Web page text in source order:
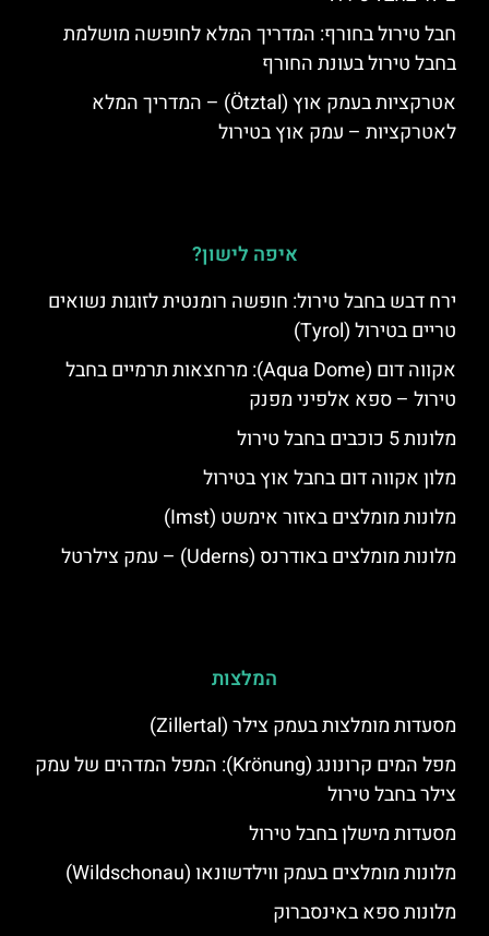
חבל טירול בחורף: המדריך המלא לחופשה מושלמת
בחבל טירול בעונת החורף
אטרקציות בעמק אוץ (Ötztal) – המדריך המלא
לאטרקציות – עמק אוץ בטירול
איפה לישון?
ירח דבש בחבל טירול: חופשה רומנטית לזוגות נשואים
טריים בטירול (Tyrol)
אקווה דום (Aqua Dome): מרחצאות תרמיים בחבל
טירול – ספא אלפיני מפנק
מלונות 5 כוכבים בחבל טירול
מלון אקווה דום בחבל אוץ בטירול
מלונות מומלצים באזור אימשט (Imst)
מלונות מומלצים באודרנס (Uderns) – עמק צילרטל
המלצות
מסעדות מומלצות בעמק צילר (Zillertal)
מפל המים קרונונג (Krönung): המפל המדהים של עמק
צילר בחבל טירול
מסעדות מישלן בחבל טירול
מלונות מומלצים בעמק ווילדשונאו (Wildschonau)
מלונות ספא באינסברוק